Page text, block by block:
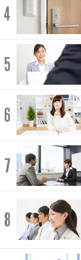
4
5
6
7
8